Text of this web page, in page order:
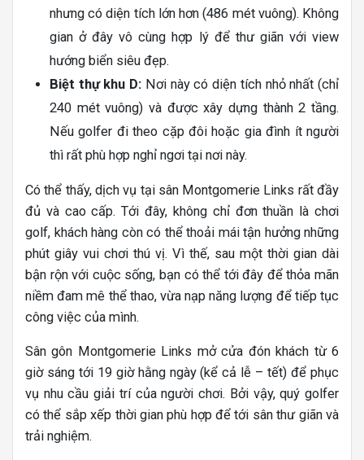
nhưng có diện tích lớn hơn (486 mét vuông). Không
gian ở đây vô cùng hợp lý để thư giãn với view
hướng biển siêu đẹp.
Biệt thự khu D: Nơi này có diện tích nhỏ nhất (chỉ
240 mét vuông) và được xây dựng thành 2 tầng.
Nếu golfer đi theo cặp đôi hoặc gia đình ít người
thì rất phù hợp nghỉ ngơi tại nơi này.
Có thể thấy, dịch vụ tại sân Montgomerie Links rất đầy
đủ và cao cấp. Tới đây, không chỉ đơn thuần là chơi
golf, khách hàng còn có thể thoải mái tận hưởng những
phút giây vui chơi thú vị. Vì thế, sau một thời gian dài
bận rộn với cuộc sống, bạn có thể tới đây để thỏa mãn
niềm đam mê thể thao, vừa nạp năng lượng để tiếp tục
công việc của mình.
Sân gôn Montgomerie Links mở cửa đón khách từ 6
giờ sáng tới 19 giờ hằng ngày (kể cả lễ – tết) để phục
vụ nhu cầu giải trí của người chơi. Bởi vậy, quý golfer
có thể sắp xếp thời gian phù hợp để tới sân thư giãn và
trải nghiệm.